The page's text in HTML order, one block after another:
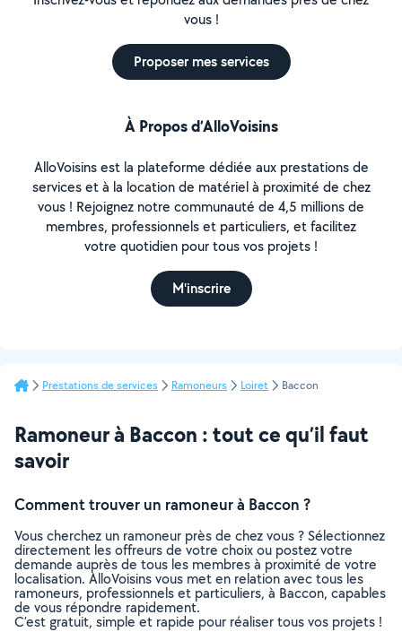
vous !
Proposer mes services
À Propos d’AlloVoisins
AlloVoisins est la plateforme dédiée aux prestations de
services et à la location de matériel à proximité de chez
vous ! Rejoignez notre communauté de 4,5 millions de
membres, professionnels et particuliers, et facilitez
votre quotidien pour tous vos projets !
M'inscrire
Prestations de services Ramoneurs Loiret Baccon
Ramoneur à Baccon : tout ce qu’il faut
savoir
Comment trouver un ramoneur à Baccon ?
Vous cherchez un ramoneur près de chez vous ? Sélectionnez
directement les offreurs de votre choix ou postez votre
demande auprès de tous les membres à proximité de votre
localisation. AlloVoisins vous met en relation avec tous les
ramoneurs, professionnels et particuliers, à Baccon, capables
de vous répondre rapidement.
C’est gratuit, simple et rapide pour réaliser tous vos projets !